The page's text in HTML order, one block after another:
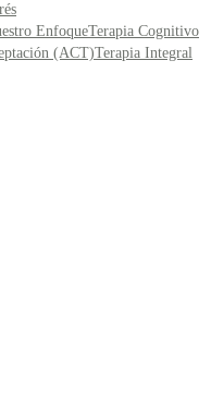
EnfoqueTerapia Cognitivo
(ACT)Terapia Integral